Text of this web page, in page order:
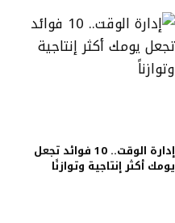
إدارة الوقت.. 10 فوائد تجعل
يومك أكثر إنتاجية وتوازنًا